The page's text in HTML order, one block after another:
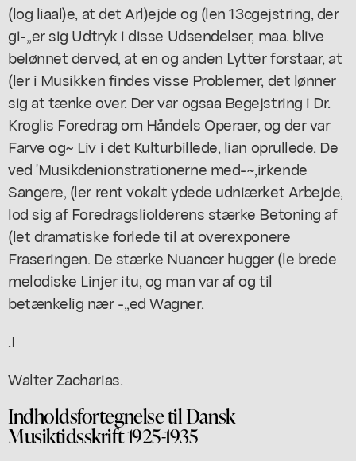
(log liaal)e, at det Arl)ejde og (len 13cgejstring, der
gi-,,er sig Udtryk i disse Udsendelser, maa. blive
belønnet derved, at en og anden Lytter forstaar, at
(ler i Musikken findes visse Problemer, det lønner
sig at tænke over. Der var ogsaa Begejstring i Dr.
Kroglis Foredrag om Håndels Operaer, og der var
Farve og~ Liv i det Kulturbillede, lian oprullede. De
ved 'Musikdenionstrationerne med-~,irkende
Sangere, (ler rent vokalt ydede udniærket Arbejde,
lod sig af Foredragsliolderens stærke Betoning af
(let dramatiske forlede til at overexponere
Fraseringen. De stærke Nuancer hugger (le brede
melodiske Linjer itu, og man var af og til
betænkelig nær -,,ed Wagner.
.I
Walter Zacharias.
Indholdsfortegnelse til Dansk
Musiktidsskrift 1925-1935